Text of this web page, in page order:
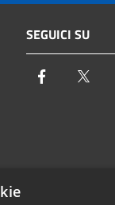
SEGUICI SU
Facebook